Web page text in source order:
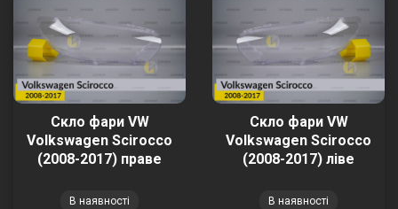
Скло фари VW
Volkswagen Scirocco
(2008-2017) праве
В наявності
Скло фари VW
Volkswagen Scirocco
(2008-2017) ліве
В наявності